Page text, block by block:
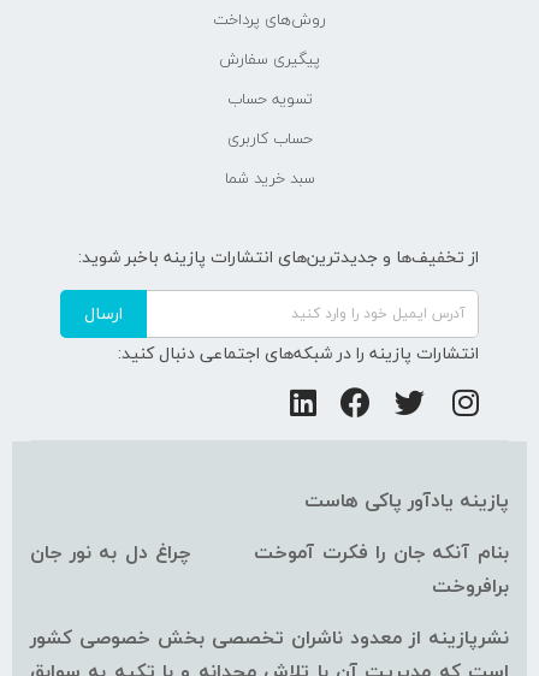
روش‌های پرداخت
پیگیری سفارش
تسویه حساب
حساب کاربری
سبد خرید شما
از تخفیف‌ها و جدیدترین‌های انتشارات پازینه باخبر شوید:
ارسال
انتشارات پازینه را در شبکه‌های اجتماعی دنبال کنید:
پازینه یادآور پاکی هاست
بنام آنکه جان را فکرت آموخت چراغ دل به نور جان
برافروخت
نشرپازینه از معدود ناشران تخصصی بخش خصوصی کشور